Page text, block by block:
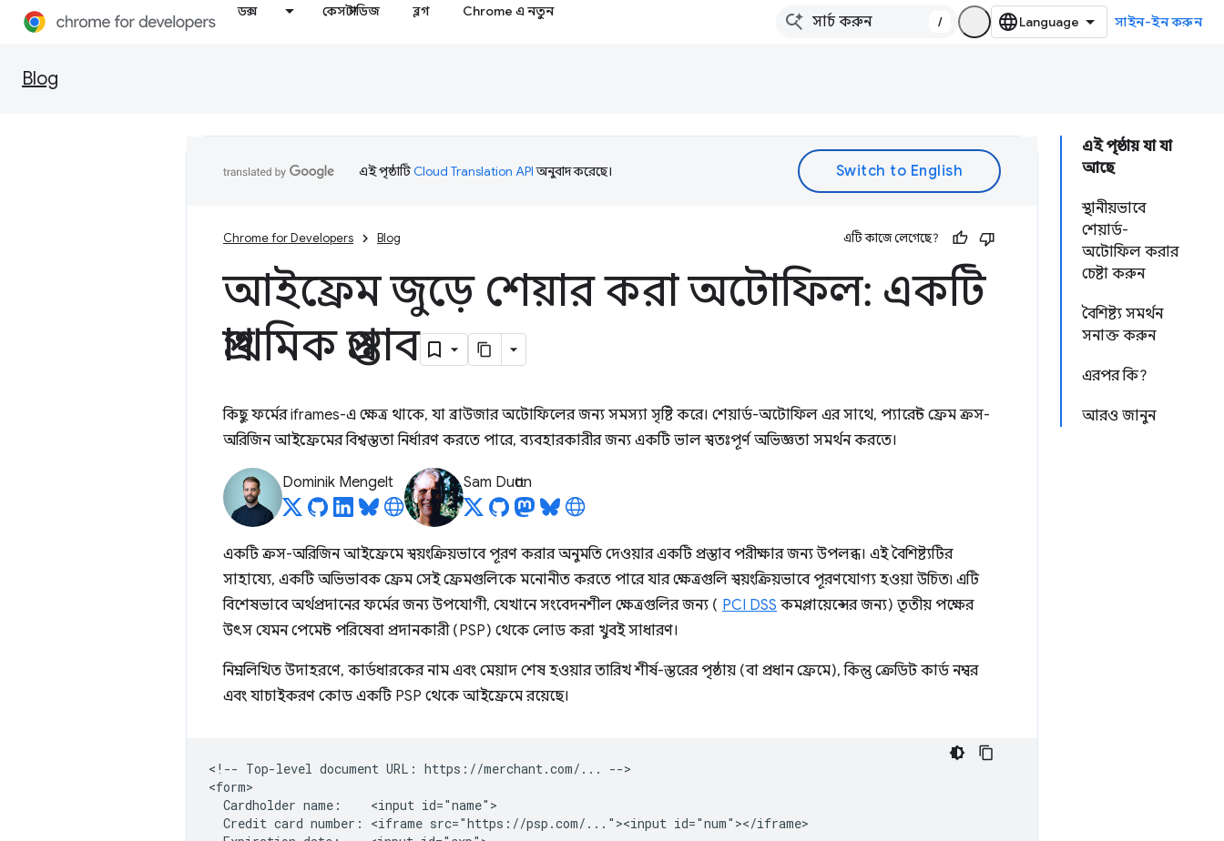
ডক্স কেস স্টাডিজ ব্লগ Chrome এ নতুন
/ সাইন-ইন করুন
Blog
এই পৃষ্ঠায় যা যা
আছে
স্থানীয়ভাবে
শেয়ার্ড-
অটোফিল করার
চেষ্টা করুন
বৈশিষ্ট্য সমর্থন
সনাক্ত করুন
এরপর কি?
আরও জানুন
এই পৃষ্ঠাটিCloud Translation APIঅনুবাদ করেছে।
Chrome for Developers Blog এটি কাজে লেগেছে?
আইফ্রেম জুড়ে শেয়ার করা অটোফিল: একটি
প্রাথমিক প্রস্তাব
কিছু ফর্মের iframes-এ ক্ষেত্র থাকে, যা ব্রাউজার অটোফিলের জন্য সমস্যা সৃষ্টি করে। শেয়ার্ড-অটোফিল এর সাথে, প্যারেন্ট ফ্রেম ক্রস-
অরিজিন আইফ্রেমের বিশ্বস্ততা নির্ধারণ করতে পারে, ব্যবহারকারীর জন্য একটি ভাল স্বতঃপূর্ণ অভিজ্ঞতা সমর্থন করতে।
Dominik Mengelt Sam Dutton
একটি ক্রস-অরিজিন আইফ্রেমে স্বয়ংক্রিয়ভাবে পূরণ করার অনুমতি দেওয়ার একটি প্রস্তাব পরীক্ষার জন্য উপলব্ধ। এই বৈশিষ্ট্যটির
সাহায্যে, একটি অভিভাবক ফ্রেম সেই ফ্রেমগুলিকে মনোনীত করতে পারে যার ক্ষেত্রগুলি স্বয়ংক্রিয়ভাবে পূরণযোগ্য হওয়া উচিত৷ এটি
বিশেষভাবে অর্থপ্রদানের ফর্মের জন্য উপযোগী, যেখানে সংবেদনশীল ক্ষেত্রগুলির জন্য ( PCI DSS কমপ্লায়েন্সের জন্য) তৃতীয় পক্ষের
উৎস যেমন পেমেন্ট পরিষেবা প্রদানকারী (PSP) থেকে লোড করা খুবই সাধারণ।
নিম্নলিখিত উদাহরণে, কার্ডধারকের নাম এবং মেয়াদ শেষ হওয়ার তারিখ শীর্ষ-স্তরের পৃষ্ঠায় (বা প্রধান ফ্রেমে), কিন্তু ক্রেডিট কার্ড নম্বর
এবং যাচাইকরণ কোড একটি PSP থেকে আইফ্রেমে রয়েছে।
<!-- Top-level document URL: https://merchant.com/... -->
<form>
  Cardholder name:    <input id="name">
  Credit card number: <iframe src="https://psp.com/..."><input id="num"></iframe>